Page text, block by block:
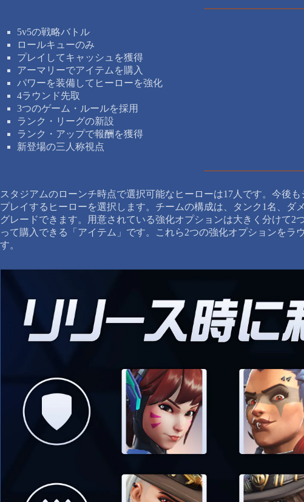
5v5の戦略バトル
ロールキューのみ
プレイしてキャッシュを獲得
アーマリーでアイテムを購入
パワーを装備してヒーローを強化
4ラウンド先取
3つのゲーム・ルールを採用
ランク・リーグの新設
ランク・アップで報酬を獲得
新登場の三人称視点
スタジアムのローンチ時点で選択可能なヒーローは17人です。今後
プレイするヒーローを選択します。チームの構成は、タンク1名、
グレードできます。用意されている強化オプションは大きく分けて
って購入できる「アイテム」です。これら2つの強化オプションを
す。